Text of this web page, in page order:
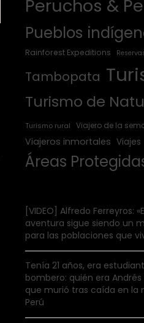
Peruchos &
Pueblos
Rainforest Expeditions
Tambopata
Turismo de
Turismo rural Viajero de la
Viajeros inmortales Viajes
Áreas
[VIDEO] Alfredo Ferreyros:
aventura sigue siendo un
para las poblaciones que
Tenía 21 años, era
bombero: quién era
que murió tras caída en la
Perú